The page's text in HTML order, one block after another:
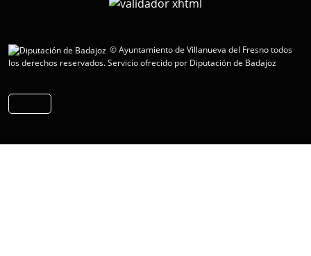
© Ayuntamiento de Villanueva del Fresno todos
los derechos reservados.Servicio ofrecido por Diputación de Badajoz